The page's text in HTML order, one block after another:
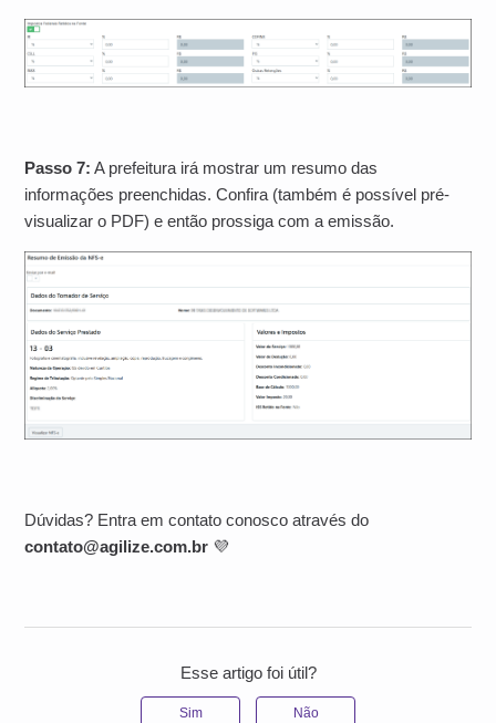
Passo 7: A prefeitura irá mostrar um resumo das
informações preenchidas. Confira (também é possível pré-
visualizar o PDF) e então prossiga com a emissão.
Dúvidas? Entra em contato conosco através do
contato@agilize.com.br 💜
Esse artigo foi útil?
Sim Não